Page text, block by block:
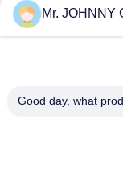
스프링 오픈 타입
압축기
압축 공기를 넣은 공
Mr. JOHNNY
Good day, what